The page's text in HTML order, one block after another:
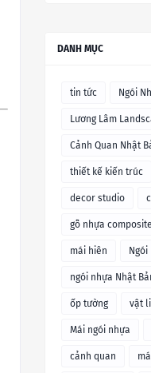
DANH MỤC
tin tức Ngói
Lương Lâm
Cảnh Quan Nhật
thiết kế kiến trúc
decor studio
gỗ nhựa composite
mái hiên Ngói
ngói nhựa Nhật
ốp tường vật
Mái ngói nhựa
cảnh quan